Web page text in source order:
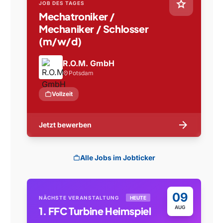
star
JOB DES TAGES
Mechatroniker /
Mechaniker / Schlosser
(m/w/d)
R.O.M. GmbH
location_on Potsdam
workVollzeit
Jetzt bewerben arrow_forward
workAlle Jobs im Jobticker
09
AUG
NÄCHSTE VERANSTALTUNG HEUTE
1. FFC Turbine Heimspiel